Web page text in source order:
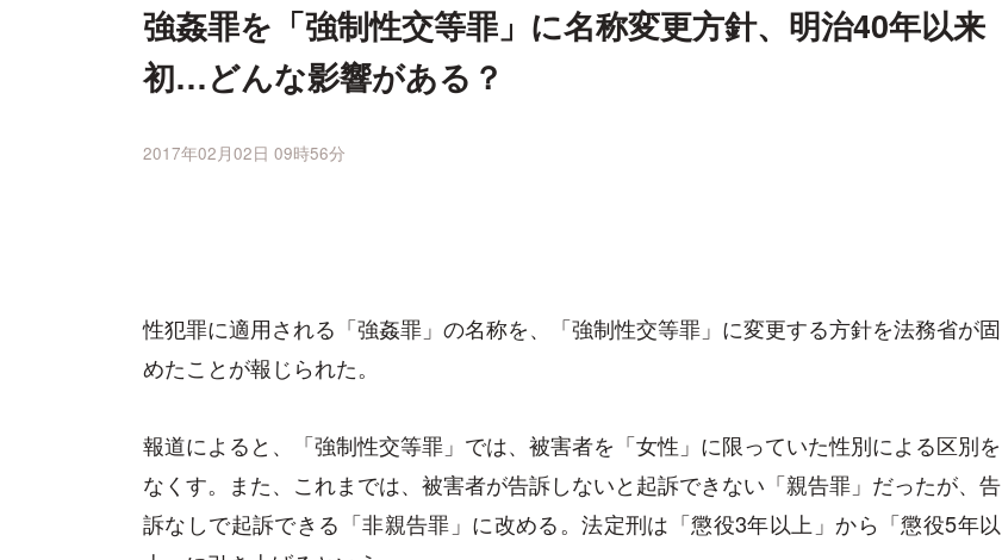
強姦罪を「強制性交等罪」に名称変更方針、明治40年以来
初…どんな影響がある？
2017年02月02日 09時56分
性犯罪に適用される「強姦罪」の名称を、「強制性交等罪」に変更する方針を法務省が固
めたことが報じられた。
報道によると、「強制性交等罪」では、被害者を「女性」に限っていた性別による区別を
なくす。また、これまでは、被害者が告訴しないと起訴できない「親告罪」だったが、告
訴なしで起訴できる「非親告罪」に改める。法定刑は「懲役3年以上」から「懲役5年以